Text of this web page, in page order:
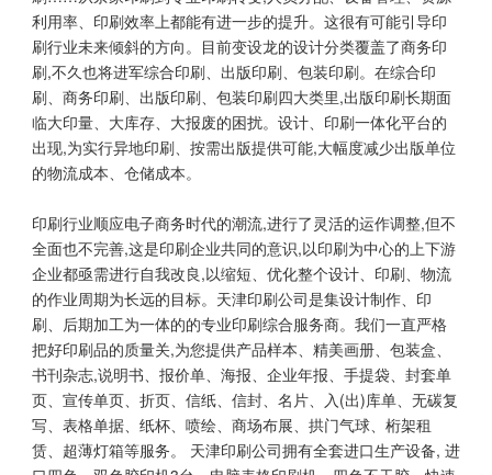
利用率、印刷效率上都能有进一步的提升。这很有可能引导印
刷行业未来倾斜的方向。目前变设龙的设计分类覆盖了商务印
刷,不久也将进军综合印刷、出版印刷、包装印刷。在综合印
刷、商务印刷、出版印刷、包装印刷四大类里,出版印刷长期面
临大印量、大库存、大报废的困扰。设计、印刷一体化平台的
出现,为实行异地印刷、按需出版提供可能,大幅度减少出版单位
的物流成本、仓储成本。
印刷行业顺应电子商务时代的潮流,进行了灵活的运作调整,但不
全面也不完善,这是印刷企业共同的意识,以印刷为中心的上下游
企业都亟需进行自我改良,以缩短、优化整个设计、印刷、物流
的作业周期为长远的目标。天津印刷公司是集设计制作、印
刷、后期加工为一体的的专业印刷综合服务商。我们一直严格
把好印刷品的质量关,为您提供产品样本、精美画册、包装盒、
书刊杂志,说明书、报价单、海报、企业年报、手提袋、封套单
页、宣传单页、折页、信纸、信封、名片、入(出)库单、无碳复
写、表格单据、纸杯、喷绘、商场布展、拱门气球、桁架租
赁、超薄灯箱等服务。 天津印刷公司拥有全套进口生产设备, 进